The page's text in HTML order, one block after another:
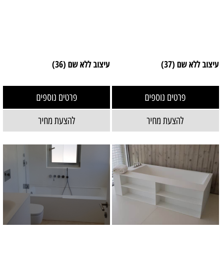
עיצוב ללא שם (37)
פרטים נוספים
להצעת מחיר
עיצוב ללא שם (36)
פרטים נוספים
להצעת מחיר